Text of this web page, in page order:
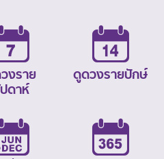
งราย
ดาห์
ดูดวงรายปักษ์